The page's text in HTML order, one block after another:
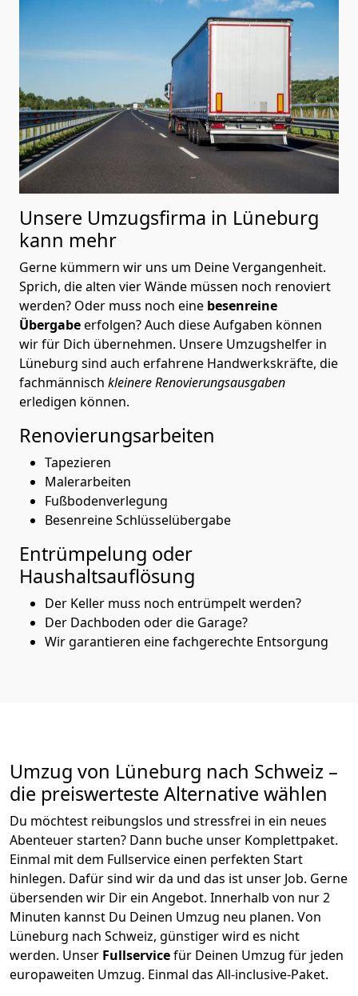
Unsere Umzugsfirma in Lüneburg
kann mehr
Gerne kümmern wir uns um Deine Vergangenheit.
Sprich, die alten vier Wände müssen noch renoviert
werden? Oder muss noch eine besenreine
Übergabeerfolgen? Auch diese Aufgaben können
wir für Dich übernehmen. Unsere Umzugshelfer in
Lüneburg sind auch erfahrene Handwerkskräfte, die
fachmännisch kleinere Renovierungsausgaben
erledigen können.
Renovierungsarbeiten
Tapezieren
Malerarbeiten
Fußbodenverlegung
Besenreine Schlüsselübergabe
Entrümpelung oder
Haushaltsauflösung
Der Keller muss noch entrümpelt werden?
Der Dachboden oder die Garage?
Wir garantieren eine fachgerechte Entsorgung
Umzug von Lüneburg nach Schweiz –
die preiswerteste Alternative wählen
Du möchtest reibungslos und stressfrei in ein neues
Abenteuer starten? Dann buche unser Komplettpaket.
Einmal mit dem Fullservice einen perfekten Start
hinlegen. Dafür sind wir da und das ist unser Job. Gerne
übersenden wir Dir ein Angebot. Innerhalb von nur2
Minuten kannst Du Deinen Umzug neu planen. Von
Lüneburg nach Schweiz, günstiger wird es nicht
werden. Unser Fullservicefür Deinen Umzug für jeden
europaweiten Umzug. Einmal das All-inclusive-Paket.